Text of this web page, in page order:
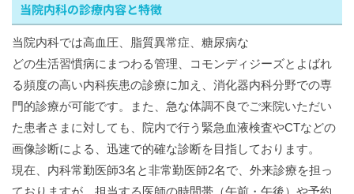
当院内科の診療内容と特徴
当院内科では高血圧、脂質異常症、糖尿病な
どの生活習慣病にまつわる管理、コモンディジーズとよばれ
る頻度の高い内科疾患の診療に加え、消化器内科分野での専
門的診療が可能です。また、急な体調不良でご来院いただい
た患者さまに対しても、院内で行う緊急血液検査やCTなどの
画像診断による、迅速で的確な診断を目指しております。
現在、内科常勤医師3名と非常勤医師2名で、外来診療を担っ